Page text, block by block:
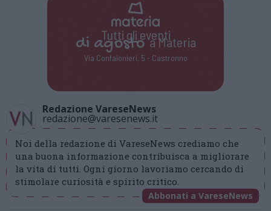
Tutti gli eventi
di agostoa Materia
Via Confalonieri, 5 - Castronno
Redazione VareseNews
redazione@varesenews.it
Noi della redazione di VareseNews crediamo che
una buona informazione contribuisca a migliorare
la vita di tutti. Ogni giorno lavoriamo cercando di
stimolare curiosità e spirito critico.
Abbonati a VareseNews